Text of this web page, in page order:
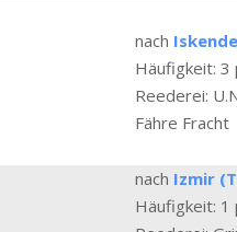
nach
Häufigkeit: 3
Reederei:
Fähre Fracht
nach Izmir
Häufigkeit: 1